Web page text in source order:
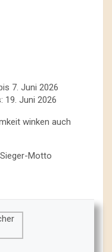
7. Juni 2026
19. Juni 2026
winken auch
Motto